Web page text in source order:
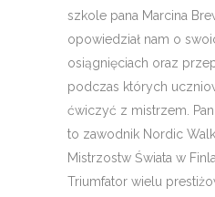
szkole pana Marcina
opowiedział nam o
osiągnięciach oraz
podczas których
ćwiczyć z mistrzem.
to zawodnik Nordic
Mistrzostw Świata w
Triumfator wielu